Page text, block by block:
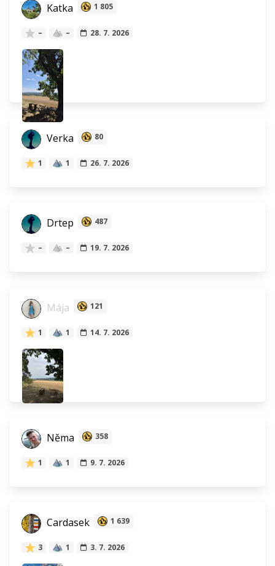
Katka 1 805
– – 28. 7. 2026
Verka 80
1 1 26. 7. 2026
Drtep 487
– – 19. 7. 2026
Mája 121
1 1 14. 7. 2026
Něma 358
1 1 9. 7. 2026
Cardasek 1 639
3 1 3. 7. 2026